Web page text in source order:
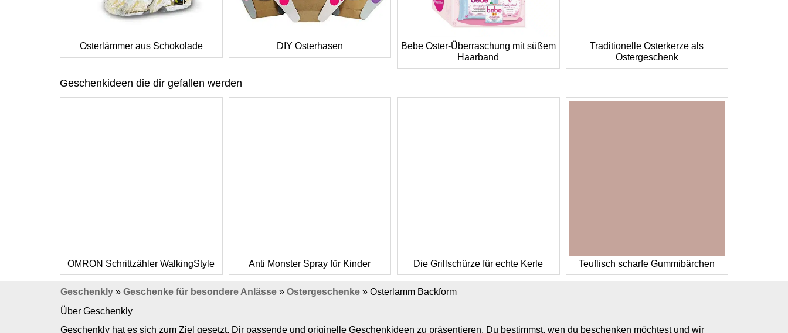
Osterlämmer aus Schokolade DIY Osterhasen
Bebe Oster-Überraschung mit süßem
Haarband
Traditionelle Osterkerze als
Ostergeschenk
Geschenkideen die dir gefallen werden
OMRON Schrittzähler WalkingStyle Anti Monster Spray für Kinder Die Grillschürze für echte Kerle Teuflisch scharfe Gummibärchen
Geschenkly » Geschenke für besondere Anlässe » Ostergeschenke » Osterlamm Backform
Über Geschenkly
Geschenkly hat es sich zum Ziel gesetzt, Dir passende und originelle Geschenkideen zu präsentieren. Du bestimmst, wen du beschenken möchtest und wir